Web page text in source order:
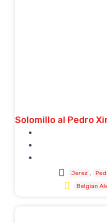
Solomillo al Pedro
Jerez
Belgian